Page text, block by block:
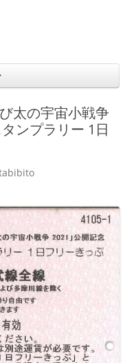
太の宇宙小戦争
ンプラリー 1日